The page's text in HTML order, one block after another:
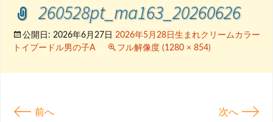
ン
ツ
へ
ス
260528pt_ma163_20260626
公開日: 2026年6月27日 2026年5月28日生まれクリームカラー
トイプードル男の子A
フル解像度 (1280 × 854)
← 前へ 次へ →